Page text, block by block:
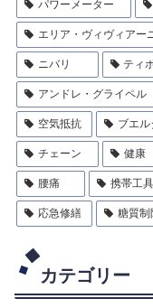
パワーメーター
エリア・ヴィヴィアー
ニバリ ティ
アンドレ・グライペル
空気抵抗 ブエル
チェーン 健康
腰痛 携帯工具
応急修繕 糖質制
カテゴリー